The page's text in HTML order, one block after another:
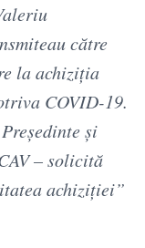
către
la achiziția
COVID-19.
și
– solicită
achiziției”